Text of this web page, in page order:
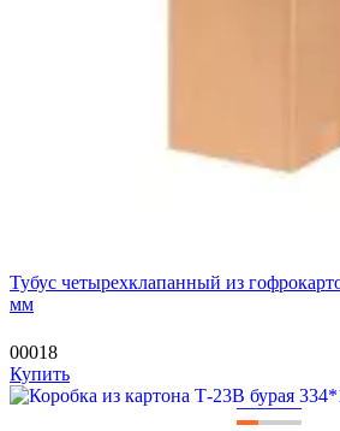
Тубус четырехклапанный из
мм
00018
Купить
———